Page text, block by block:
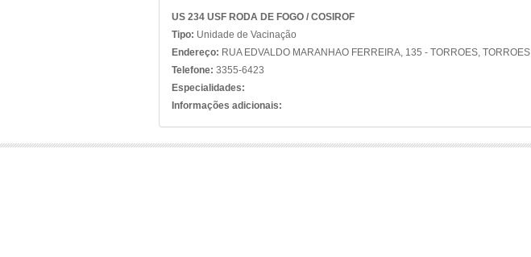
US 234 USF RODA DE FOGO / COSIROF
Tipo: Unidade de Vacinação
Endereço: RUA EDVALDO MARANHAO FERREIRA, 135 - TORROES, TORROES
Telefone: 3355-6423
Especialidades:
Informações adicionais: